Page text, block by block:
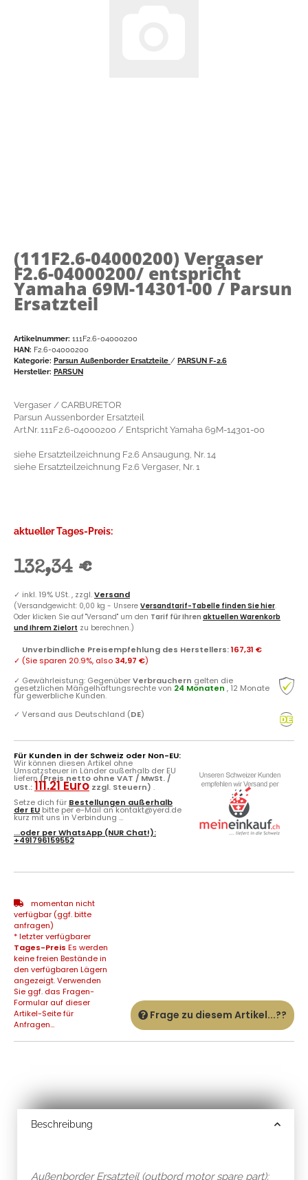
(111F2.6-04000200) Vergaser
F2.6-04000200/ entspricht
Yamaha 69M-14301-00 / Parsun
Ersatzteil
Artikelnummer: 111F2.6-04000200
HAN: F2.6-04000200
Kategorie: Parsun Außenborder Ersatzteile / PARSUN F-2.6
Hersteller: PARSUN
Vergaser / CARBURETOR
Parsun Aussenborder Ersatzteil
Art.Nr. 111F2.6-04000200 / Entspricht Yamaha 69M-14301-00
siehe Ersatzteilzeichnung F2.6 Ansaugung, Nr. 14
siehe Ersatzteilzeichnung F2.6 Vergaser, Nr. 1
aktueller Tages-Preis:
132,34 €
✓ inkl. 19% USt. , zzgl.Versand
(Versandgewicht: 0,00 kg - Unsere Versandtarif-Tabelle finden Sie hier.
Oder klicken Sie auf "Versand" um den Tarif für Ihren aktuellen Warenkorb
und Ihrem Zielort zu berechnen.)
Unverbindliche Preisempfehlung des Herstellers:167,31 €
✓ (Sie sparen 20.9%, also 34,97 €)
✓ Gewährleistung: GegenüberVerbrauchern gelten die
gesetzlichen Mängelhaftungsrechte von 24 Monaten , 12 Monate
für gewerbliche Kunden.
✓ Versand aus Deutschland (DE)
Für Kunden in der Schweiz oder Non-EU:
Wir können diesen Artikel ohne
Umsatzsteuer in Länder außerhalb der EU
liefern (Preis netto ohne VAT / MwSt. /
USt.:111.21 Euro zzgl. Steuern) .
Setze dich für Bestellungen außerhalb
der EU bitte per e-Mail an kontakt@yerd.de
kurz mit uns in Verbindung ...
...oder perWhatsApp (NUR Chat!):
+491796159552
momentan nicht
verfügbar (ggf. bitte
anfragen)
* letzter verfügbarer
Tages-Preis Es werden
keine freien Bestände in
den verfügbaren Lägern
angezeigt. Verwenden
Sie ggf. das Fragen-
Formular auf dieser
Artikel-Seite für
Anfragen...
Frage zu diesem Artikel...??
Beschreibung
Außenborder Ersatzteil (outbord motor spare part):